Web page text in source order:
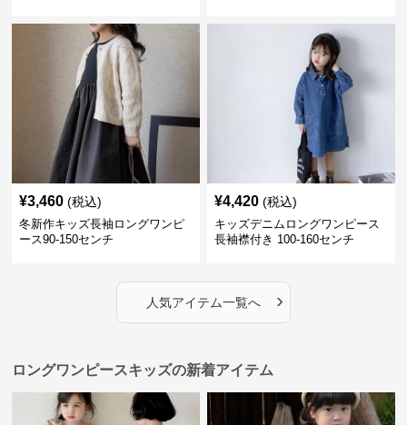
¥3,460 (税込)
冬新作キッズ長袖ロングワンピ
ース90-150センチ
¥4,420 (税込)
キッズデニムロングワンピース
長袖襟付き 100-160センチ
人気アイテム一覧へ ›
ロングワンピースキッズの新着アイテム